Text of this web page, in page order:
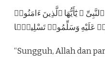
يَٰٓأَيُّهَا ٱلَّذِينَ ءَامَنُوا۟
عَلَيْهِ وَسَلِّمُوا۟ تَسْلِيمًۭا
“Sungguh, Allah dan